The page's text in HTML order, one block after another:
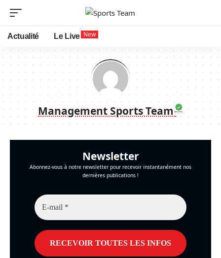
Actualité Le Live New
Management Sports Team
Newsletter
Abonnez-vous à notre newsletter pour recevoir instantanément nos
dernières publications !